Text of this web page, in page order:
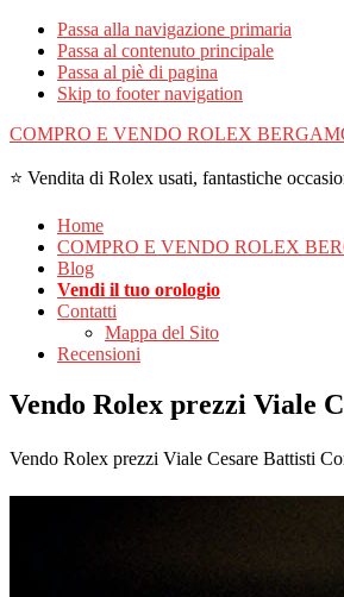
Passa alla navigazione primaria
Passa al contenuto principale
Passa al piè di pagina
Skip to footer navigation
COMPRO E VENDO ROLEX
⭐ Vendita di Rolex usati, fantastiche
Home
COMPRO E VENDO ROLEX
Blog
Vendi il tuo orologio
Contatti
Mappa del Sito
Recensioni
Vendo Rolex prezzi Viale
Vendo Rolex prezzi Viale Cesare Battisti